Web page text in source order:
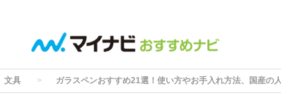
文具 ガラスペンおすすめ21選！使い方やお手入れ方法、国産の